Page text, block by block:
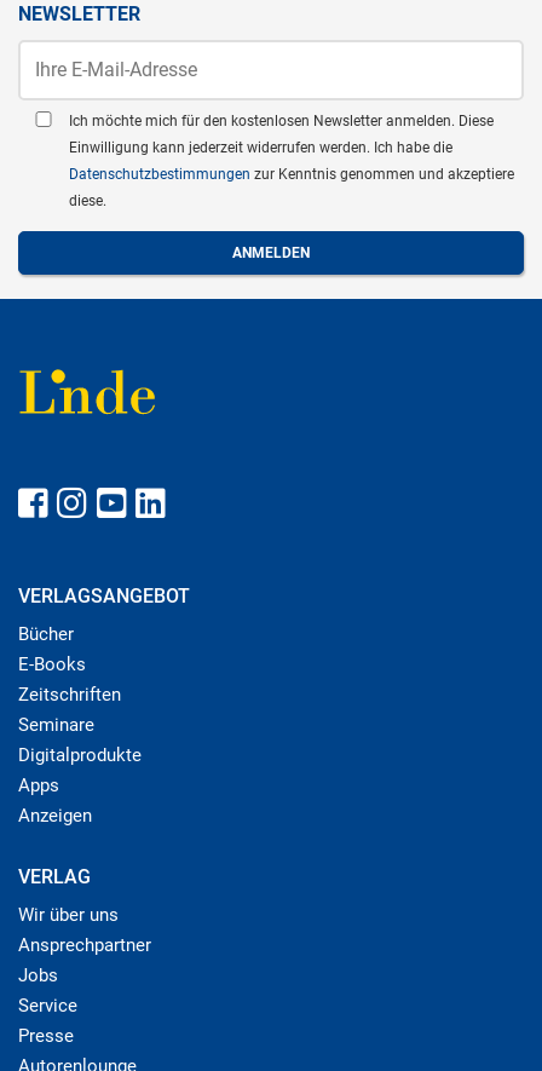
NEWSLETTER
Ich möchte mich für den kostenlosen Newsletter anmelden. Diese
Einwilligung kann jederzeit widerrufen werden. Ich habe die
Datenschutzbestimmungen zur Kenntnis genommen und akzeptiere
diese.
VERLAGSANGEBOT
Bücher
E-Books
Zeitschriften
Seminare
Digitalprodukte
Apps
Anzeigen
VERLAG
Wir über uns
Ansprechpartner
Jobs
Service
Presse
Autorenlounge